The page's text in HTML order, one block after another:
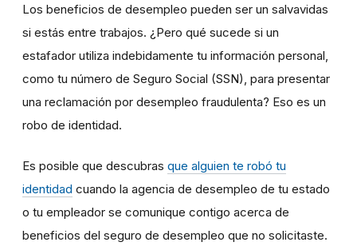
Los beneficios de desempleo pueden ser un salvavidas
si estás entre trabajos. ¿Pero qué sucede si un
estafador utiliza indebidamente tu información personal,
como tu número de Seguro Social (SSN), para presentar
una reclamación por desempleo fraudulenta? Eso es un
robo de identidad.
Es posible que descubras que alguien te robó tu
identidad cuando la agencia de desempleo de tu estado
o tu empleador se comunique contigo acerca de
beneficios del seguro de desempleo que no solicitaste.